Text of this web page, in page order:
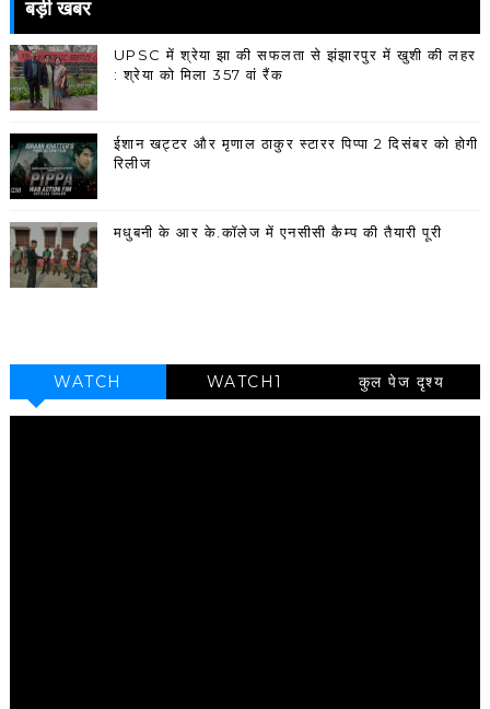
बड़ी खबर
UPSC में श्रेया झा की सफलता से झंझारपुर में खुशी की लहर
: श्रेया को मिला 357 वां रैंक
ईशान खट्टर और मृणाल ठाकुर स्टारर पिप्पा 2 दिसंबर को होगी
रिलीज
मधुबनी के आर के.कॉलेज में एनसीसी कैम्प की तैयारी पूरी
WATCH WATCH1 कुल पेज दृश्य